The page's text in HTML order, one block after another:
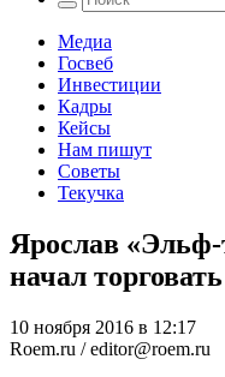
Медиа
Госвеб
Инвестиции
Кадры
Кейсы
Нам пишут
Советы
Текучка
Ярослав «Эльф-
начал
10 ноября 2016 в 12:17
Roem.ru / editor@roem.ru